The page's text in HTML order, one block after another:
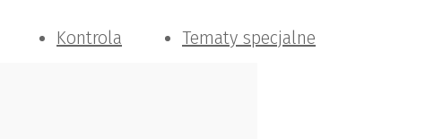
Kontrola Tematy specjalne